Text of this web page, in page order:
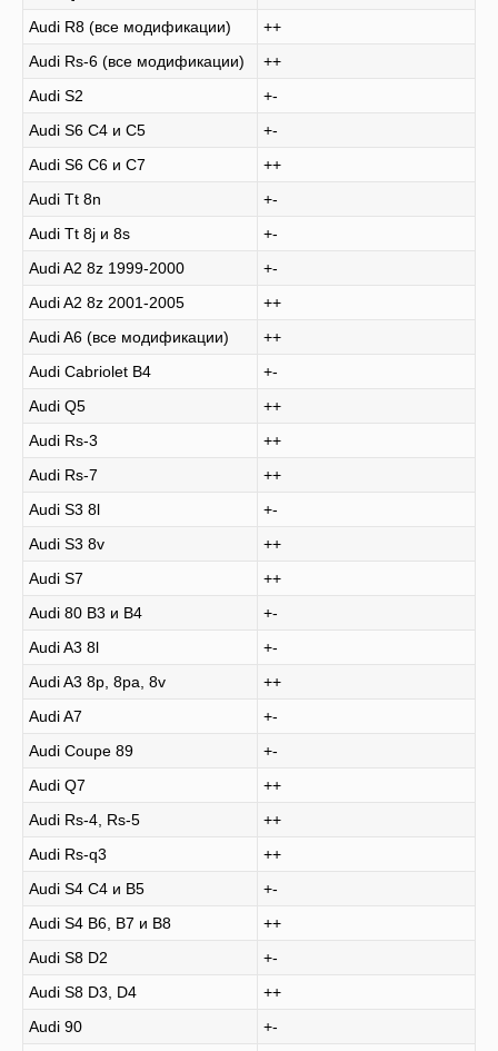
Audi R8 (все модификации)
++
Audi Rs-6 (все модификации)
++
Audi S2
+-
Audi S6 C4 и C5
+-
Audi S6 C6 и C7
++
Audi Tt 8n
+-
Audi Tt 8j и 8s
+-
Audi A2 8z 1999-2000
+-
Audi A2 8z 2001-2005
++
Audi A6 (все модификации)
++
Audi Cabriolet B4
+-
Audi Q5
++
Audi Rs-3
++
Audi Rs-7
++
Audi S3 8l
+-
Audi S3 8v
++
Audi S7
++
Audi 80 B3 и B4
+-
Audi A3 8l
+-
Audi A3 8p, 8pa, 8v
++
Audi A7
+-
Audi Coupe 89
+-
Audi Q7
++
Audi Rs-4, Rs-5
++
Audi Rs-q3
++
Audi S4 C4 и B5
+-
Audi S4 B6, B7 и B8
++
Audi S8 D2
+-
Audi S8 D3, D4
++
Audi 90
+-